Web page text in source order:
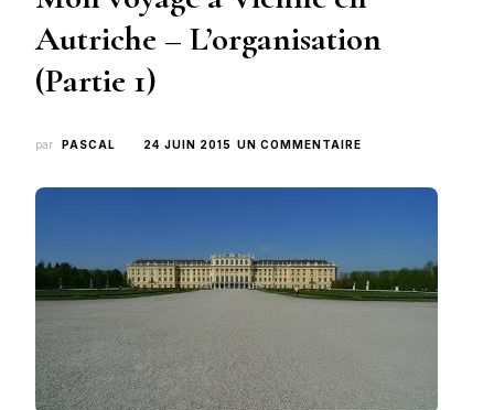
Autriche – L’organisation
(Partie 1)
par PASCAL 24 JUIN 2015 UN COMMENTAIRE
AUTRICHE
–
L’ORGANISATION